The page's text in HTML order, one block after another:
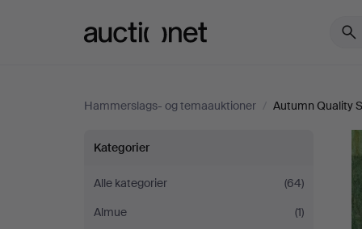
Hammerslags- og temaauktioner / Autumn Quality
Autumn
Quality
Kategorier
Alle kategorier
(64)
Almue
(1)